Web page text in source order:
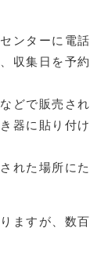
ンターに電話
収集日を予約
どで販売され
器に貼り付け
れた場所にた
ますが、数百